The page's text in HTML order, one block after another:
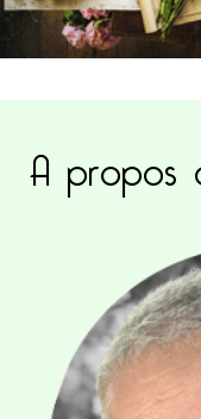
A propos